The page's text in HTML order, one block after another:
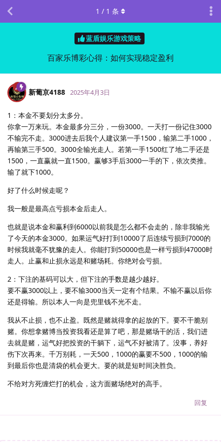
蓝盾娱乐游戏策略
百家乐博彩心得：如何实现稳定盈利
1 / 1 条
新葡京4188 2025年4月3日
1：本金不要划分太多分。
你拿一万来玩。本金最多分三分，一份3000。一天打一份记住3000
不输完不走。3000进去后我个人建议第一手1500，输第二手1000，
再输第三手500。3000全输光走人。若第一手1500红了地二手还是
1500，一直赢就一直1500。赢够3手后3000一手的下，依次类推。
输了就下1000。
好了什么时候走呢？
我一般是最高点亏损本金后走人。
也就是说本金和赢利到6000以前我是怎么都不会走的，除非我输光
了今天的本金3000。如果运气好打到10000了后连续亏损到7000的
时候我就毫不犹豫的走人。你能打到50000也是一样亏损到47000时
走人。止赢和止损永远是和赌场耗。你绝对会亏损。
2：下注的基码可以大，但下注的手数是越少越好。
要不赢3000以上，要不输3000当天一定有个结果。不输不赢以后你
还是得输。所以本人一向是兜里钱不光不走。
我从不止损，也不止盈。既然是赌就得拿的起放的下。要不干脆别
赌。你想拿赌博当投资我看还是算了吧，那是赌场干的活，我们进
去就是赌，运气好把投资的干躺下，运气不好被清了。没事，养好
伤下次再来。千万别耗，一天500，1000的赢要不500，1000的输
到最后你也是清袋的机会更大。要的就是短时间决胜负。
不给对方死缠烂打的机会，这方面赌场绝对的高手。
回复